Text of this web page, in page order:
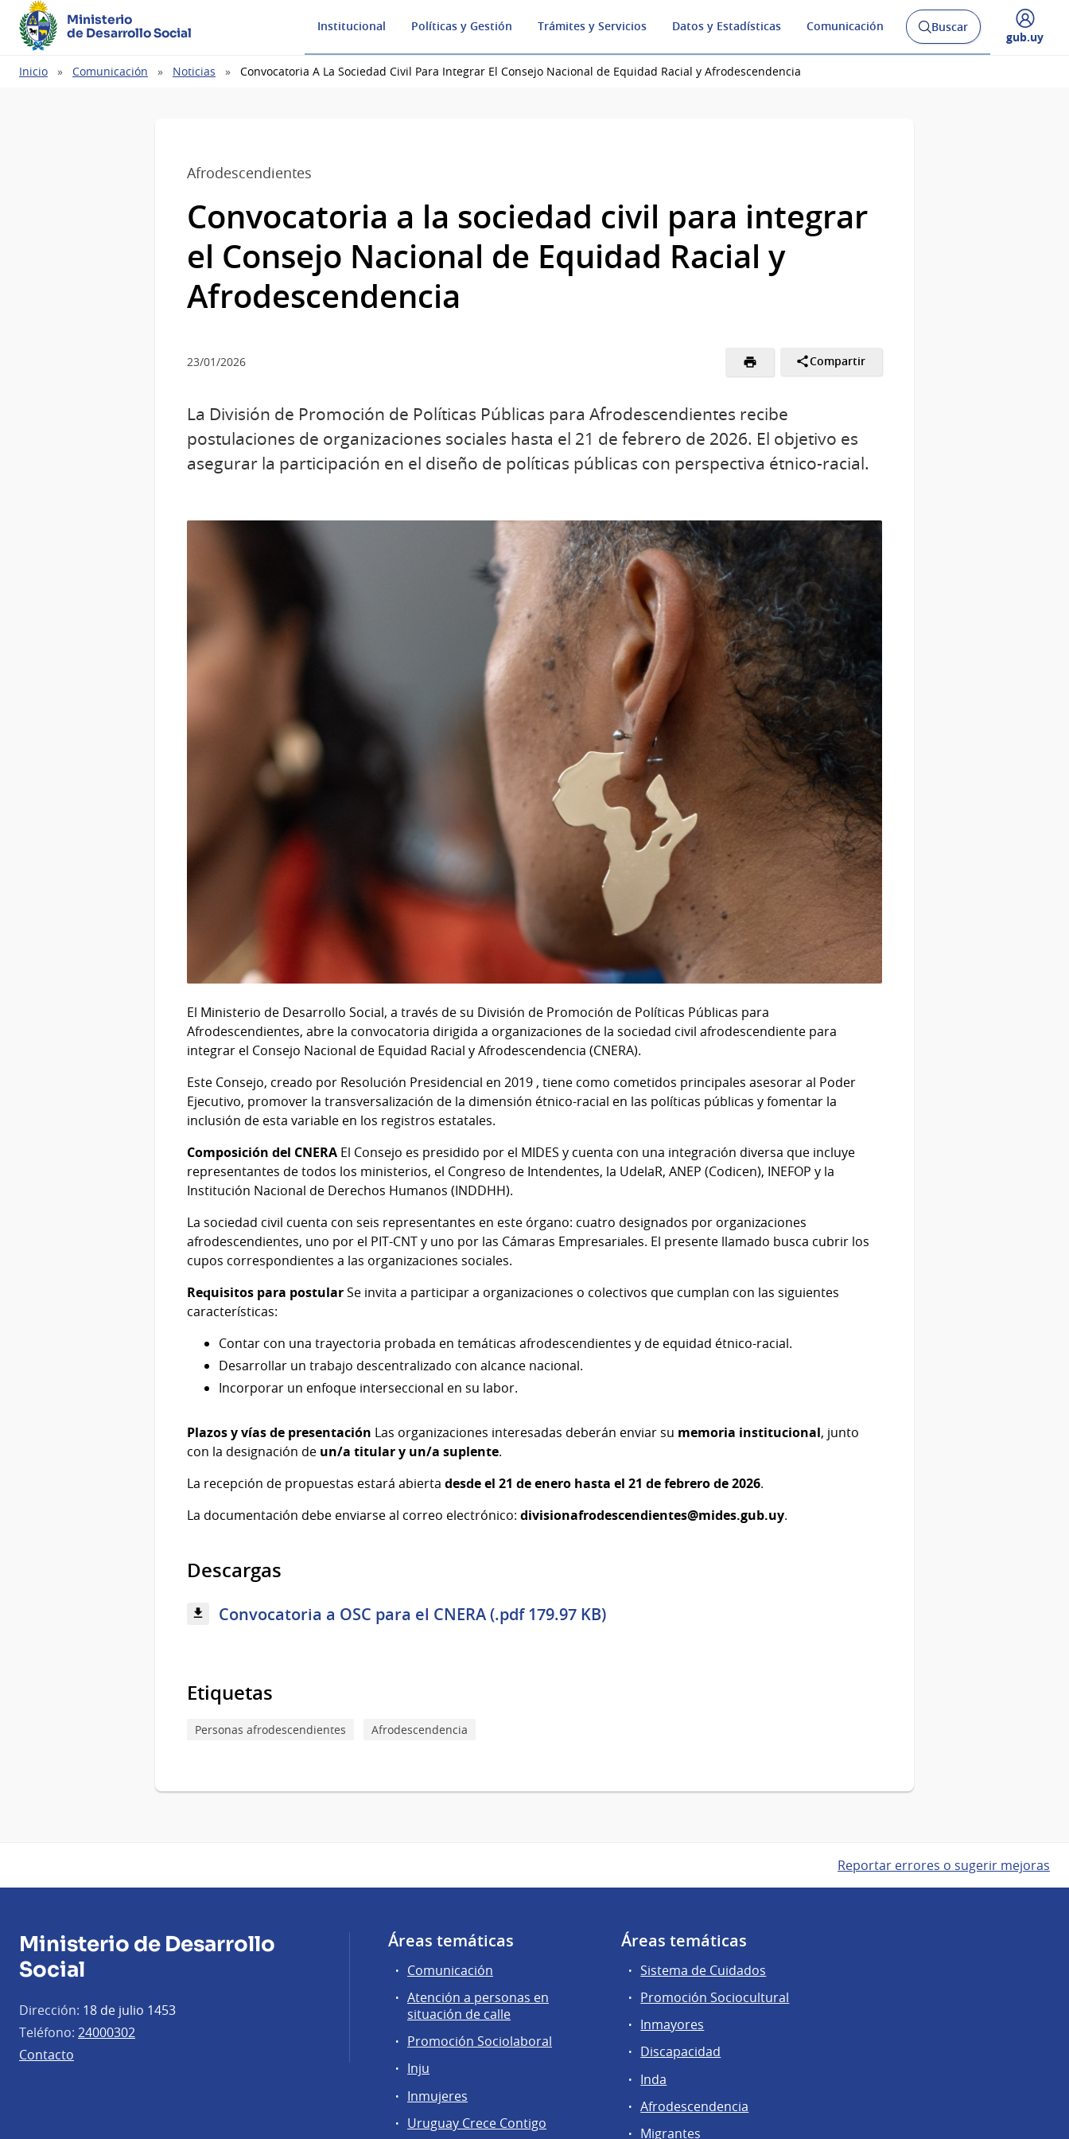
Ministerio
de Desarrollo Social
Institucional Políticas y Gestión Trámites y Servicios Datos y Estadísticas Comunicación
Abrir
buscador
Buscar
Desplegar
gub.uy
Ruta
Inicio Comunicación Noticias Convocatoria A La Sociedad Civil Para Integrar El Consejo Nacional de Equidad Racial y Afrodescendencia
Afrodescendientes
Convocatoria a la sociedad civil para integrar
el Consejo Nacional de Equidad Racial y
Afrodescendencia
23/01/2026 Compartir
La División de Promoción de Políticas Públicas para Afrodescendientes recibe
postulaciones de organizaciones sociales hasta el 21 de febrero de 2026. El objetivo es
asegurar la participación en el diseño de políticas públicas con perspectiva étnico-racial.
El Ministerio de Desarrollo Social, a través de su División de Promoción de Políticas Públicas para
Afrodescendientes, abre la convocatoria dirigida a organizaciones de la sociedad civil afrodescendiente para
integrar el Consejo Nacional de Equidad Racial y Afrodescendencia (CNERA).
Este Consejo, creado por Resolución Presidencial en 2019 , tiene como cometidos principales asesorar al Poder
Ejecutivo, promover la transversalización de la dimensión étnico-racial en las políticas públicas y fomentar la
inclusión de esta variable en los registros estatales.
Composición del CNERA El Consejo es presidido por el MIDES y cuenta con una integración diversa que incluye
representantes de todos los ministerios, el Congreso de Intendentes, la UdelaR, ANEP (Codicen), INEFOP y la
Institución Nacional de Derechos Humanos (INDDHH).
La sociedad civil cuenta con seis representantes en este órgano: cuatro designados por organizaciones
afrodescendientes, uno por el PIT-CNT y uno por las Cámaras Empresariales. El presente llamado busca cubrir los
cupos correspondientes a las organizaciones sociales.
Requisitos para postularSe invita a participar a organizaciones o colectivos que cumplan con las siguientes
características:
Contar con una trayectoria probada en temáticas afrodescendientes y de equidad étnico-racial.
Desarrollar un trabajo descentralizado con alcance nacional.
Incorporar un enfoque interseccional en su labor.
Plazos y vías de presentación Las organizaciones interesadas deberán enviar su memoria institucional, junto
con la designación de un/a titular y un/a suplente.
La recepción de propuestas estará abierta desde el 21 de enero hasta el 21 de febrero de 2026.
La documentación debe enviarse al correo electrónico: divisionafrodescendientes@mides.gub.uy.
Descargas
Convocatoria a OSC para el CNERA (.pdf 179.97 KB)
Etiquetas
Personas afrodescendientes Afrodescendencia
Reportar errores o sugerir mejoras
Ministerio de Desarrollo
Social
Dirección: 18 de julio 1453
Teléfono: 24000302
Contacto
Áreas temáticas
Comunicación
Atención a personas en
situación de calle
Promoción Sociolaboral
Inju
Inmujeres
Uruguay Crece Contigo
Áreas temáticas
Sistema de Cuidados
Promoción Sociocultural
Inmayores
Discapacidad
Inda
Afrodescendencia
Migrantes